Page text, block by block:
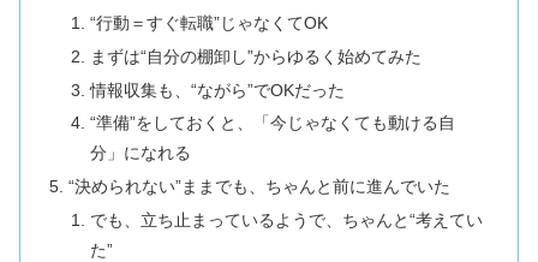
“行動＝すぐ転職”じゃなくてOK
まずは“自分の棚卸し”からゆるく始めてみた
情報収集も、“ながら”でOKだった
“準備”をしておくと、「今じゃなくても動ける自
分」になれる
“決められない”ままでも、ちゃんと前に進んでいた
でも、立ち止まっているようで、ちゃんと“考えてい
た”